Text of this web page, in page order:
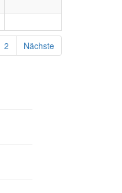
2 Nächste